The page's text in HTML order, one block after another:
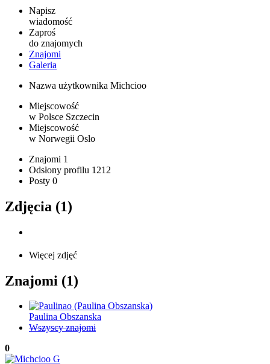
Napisz
wiadomość
Zaproś
do znajomych
Znajomi
Galeria
Nazwa użytkownika Michcioo
Miejscowość
w Polsce Szczecin
Miejscowość
w Norwegii Oslo
Znajomi 1
Odsłony profilu 1212
Posty 0
Zdjęcia (1)
Więcej zdjęć
Znajomi (1)
Paulina Obszanska
Wszyscy znajomi
0